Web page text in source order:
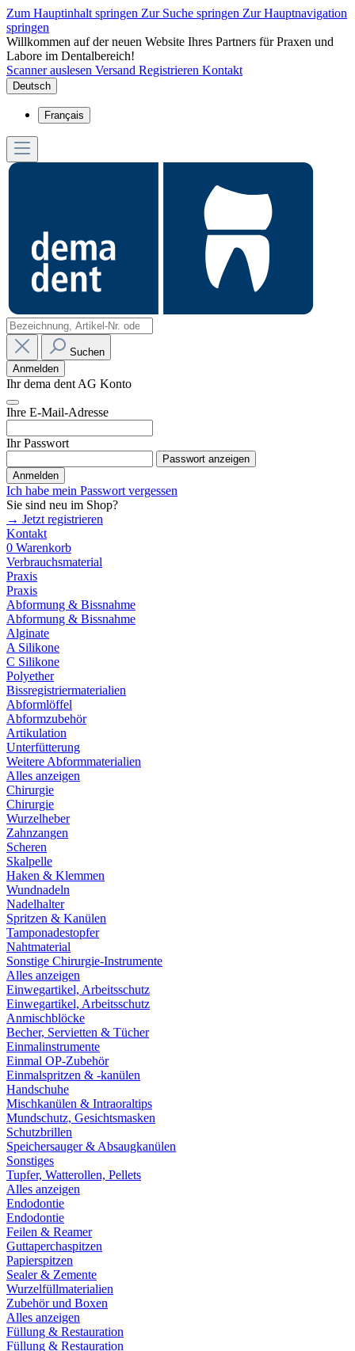
Zum Hauptinhalt springen Zur Suche springen Zur Hauptnavigation
springen
Willkommen auf der neuen Website Ihres Partners für Praxen und
Labore im Dentalbereich!
Scanner auslesen Versand Registrieren Kontakt
Deutsch
Français
Suchen
Anmelden
Ihr dema dent AG Konto
Ihre E-Mail-Adresse
Ihr Passwort
Passwort anzeigen
Anmelden
Ich habe mein Passwort vergessen
Sie sind neu im Shop?
→ Jetzt registrieren
Kontakt
0 Warenkorb
Verbrauchsmaterial
Praxis
Praxis
Abformung & Bissnahme
Abformung & Bissnahme
Alginate
A Silikone
C Silikone
Polyether
Bissregistriermaterialien
Abformlöffel
Abformzubehör
Artikulation
Unterfütterung
Weitere Abformmaterialien
Alles anzeigen
Chirurgie
Chirurgie
Wurzelheber
Zahnzangen
Scheren
Skalpelle
Haken & Klemmen
Wundnadeln
Nadelhalter
Spritzen & Kanülen
Tamponadestopfer
Nahtmaterial
Sonstige Chirurgie-Instrumente
Alles anzeigen
Einwegartikel, Arbeitsschutz
Einwegartikel, Arbeitsschutz
Anmischblöcke
Becher, Servietten & Tücher
Einmalinstrumente
Einmal OP-Zubehör
Einmalspritzen & -kanülen
Handschuhe
Mischkanülen & Intraoraltips
Mundschutz, Gesichtsmasken
Schutzbrillen
Speichersauger & Absaugkanülen
Sonstiges
Tupfer, Watterollen, Pellets
Alles anzeigen
Endodontie
Endodontie
Feilen & Reamer
Guttaperchaspitzen
Papierspitzen
Sealer & Zemente
Wurzelfüllmaterialien
Zubehör und Boxen
Alles anzeigen
Füllung & Restauration
Füllung & Restauration